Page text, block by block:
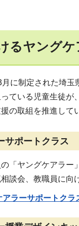
るヤングケ
に制定された埼
ている児童生徒が
の取組を推進して
サポートクラス
「ヤングケアラー
談会、教職員に向
アラーサポートクラ